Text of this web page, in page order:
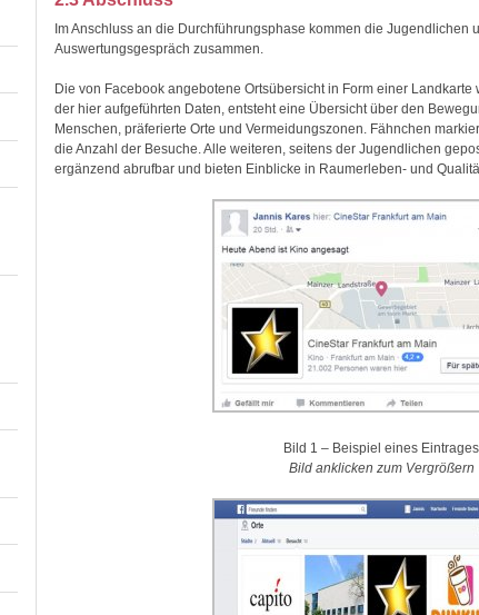
Im Anschluss an die Durchführungsphase kommen die Jugendlichen
Auswertungsgespräch zusammen.
Die von Facebook angebotene Ortsübersicht in Form einer Landkarte
der hier aufgeführten Daten, entsteht eine Übersicht über den
Menschen, präferierte Orte und Vermeidungszonen. Fähnchen
die Anzahl der Besuche. Alle weiteren, seitens der Jugendlichen
ergänzend abrufbar und bieten Einblicke in Raumerleben- und
Bild 1 – Beispiel eines Eintrages
Bild anklicken zum Vergrößern